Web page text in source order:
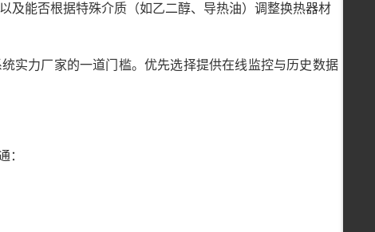
及能否根据特殊介质（如乙二醇、导热油）调整换热器材
实力厂家的一道门槛。优先选择提供在线监控与历史数据
：